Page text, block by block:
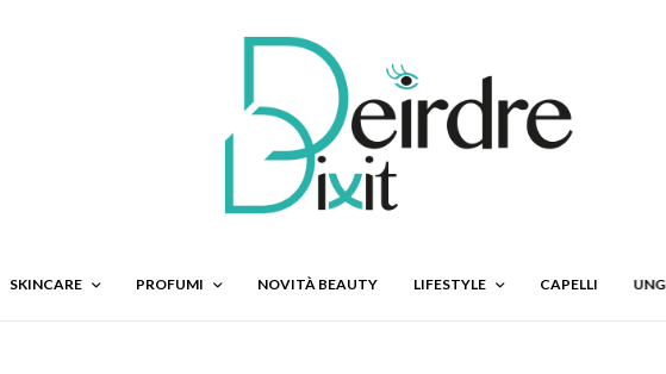
SKINCARE PROFUMI NOVITÀ BEAUTY LIFESTYLE CAPELLI